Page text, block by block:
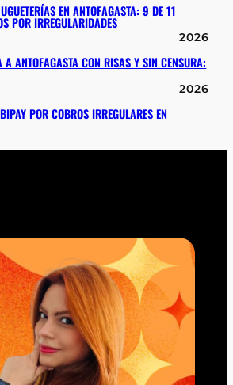
EN ANTOFAGASTA: 9 DE 11
POR IRREGULARIDADES
2026
A ANTOFAGASTA CON RISAS Y SIN CENSURA:
2026
POR COBROS IRREGULARES EN